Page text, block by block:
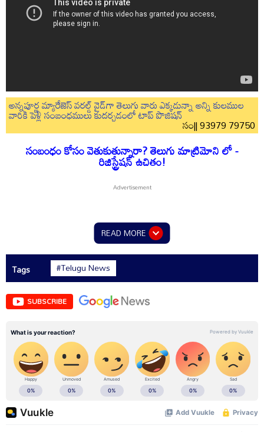
అన్నపూర్ణ మ్యారేజెస్ వరల్డ్ వైడ్‌గా తెలుగు వారు ఎక్కడున్నా అన్ని కులముల
వారికి పెళ్లి సంబంధములు కుదర్చడంలో టాప్ పొజిషన్
సం|| 93979 79750
సంబంధం కోసం వెతుకుతున్నారా? తెలుగు మాట్రిమోని లో -
రిజిస్ట్రేషన్ ఉచితం!
READ MORE
Tags #Telugu News
SUBSCRIBE